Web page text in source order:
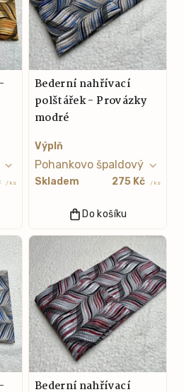
/ ks
Bederní nahřívací
polštářek - Provázky
modré
Výplň
Skladem 275 Kč / ks
Do košíku
Bederní nahřívací